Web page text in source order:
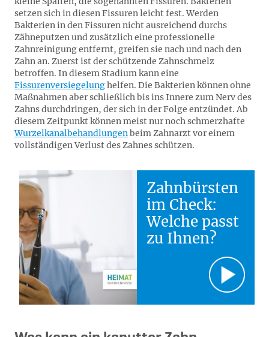
setzen sich in diesen Fissuren leicht fest. Werden
Bakterien in den Fissuren nicht ausreichend durchs
Zähneputzen und zusätzlich eine professionelle
Zahnreinigung entfernt, greifen sie nach und nach den
Zahn an. Zuerst ist der schützende Zahnschmelz
betroffen. In diesem Stadium kann eine
Fissurenversiegelunghelfen. Die Bakterien können ohne
Maßnahmen aber schließlich bis ins Innere zum Nerv des
Zahns durchdringen, der sich in der Folge entzündet. Ab
diesem Zeitpunkt können meist nur noch schmerzhafte
Wurzelkanalbehandlungenbeim Zahnarzt vor einem
vollständigen Verlust des Zahnes schützen.
Zahnbürsten
im Check:
Welche passt
zu Ihnen?